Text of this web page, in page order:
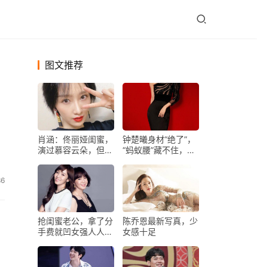
图文推荐
肖涵：佟丽娅闺蜜，
演过慕容云朵，但最
小姨子
钟楚曦身材“绝了”，
“蚂蚁腰”藏不住，看
抢闺蜜老公，拿了分
手费就凹女强人人
陈乔恩最新写真，少
女感十足